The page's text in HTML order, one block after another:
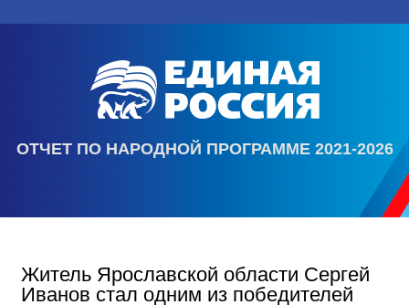
ОТЧЕТ ПО НАРОДНОЙ ПРОГРАММЕ 2021-2026
Житель Ярославской области Сергей
Иванов стал одним из победителей